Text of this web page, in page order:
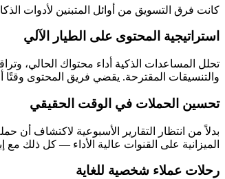
كانت فرق التسويق من أوائل المتبنين لأدوات
استراتيجية المحتوى على الطيار الآلي
تحلل المساعدات الذكية أداء محتواك الحالي،
والتنسيقات المقترحة. يقضي فريق المحتوى وقتًا
تحسين الحملات في الوقت الحقيقي
بدلاً من انتظار التقارير الأسبوعية لاكتشاف أن
الميزانية على القنوات عالية الأداء — كل ذلك
رحلات عملاء شخصية للغاية